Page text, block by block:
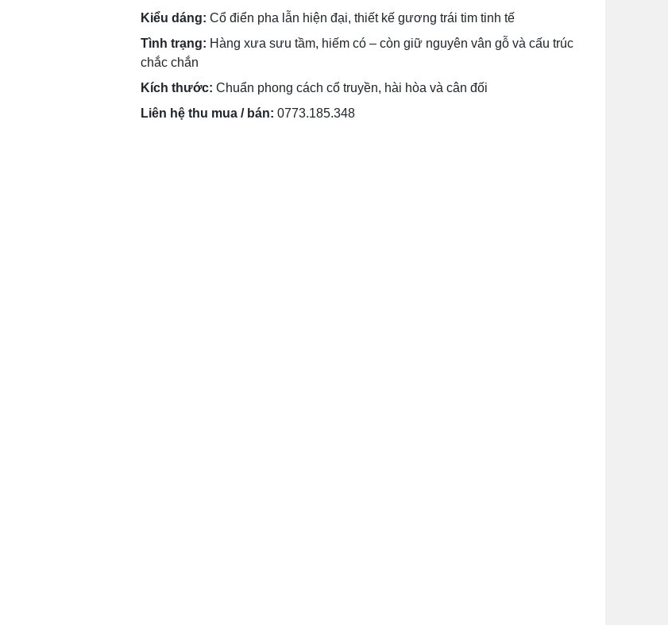
Kiểu dáng: Cổ điển pha lẫn hiện đại, thiết kế gương trái tim tinh tế
Tình trạng: Hàng xưa sưu tầm, hiếm có – còn giữ nguyên vân gỗ và cấu trúc
chắc chắn
Kích thước: Chuẩn phong cách cổ truyền, hài hòa và cân đối
Liên hệ thu mua / bán: 0773.185.348